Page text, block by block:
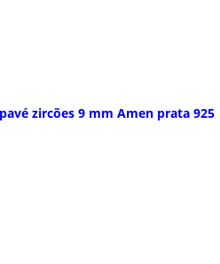
zircões 9 mm Amen prata 925